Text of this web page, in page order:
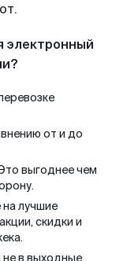
электронный
от и до
выгоднее чем
лучшие
скидки и
не в выходные.